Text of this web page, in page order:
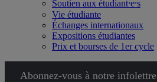
Soutien aux étudiant⸱e⸱s
Vie étudiante
Échanges internationaux
Expositions étudiantes
Prix et bourses de 1er cycle
Abonnez-vous à notre infolettre